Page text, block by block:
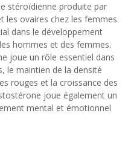
stéroïdienne produite par
les ovaires chez les femmes.
dans le développement
hommes et des femmes.
joue un rôle essentiel dans
le maintien de la densité
rouges et la croissance des
joue également un
mental et émotionnel